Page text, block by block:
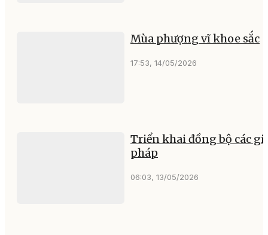
Mùa phượng vĩ khoe sắc
17:53, 14/05/2026
Triển khai đồng bộ các
pháp
06:03, 13/05/2026